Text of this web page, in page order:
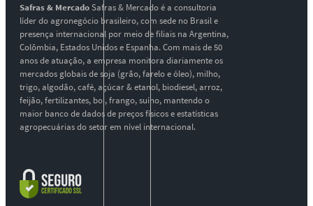
Safras & MercadoSafras & Mercado é a consultoria
líder do agronegócio brasileiro, com sede no Brasil e
presença internacional por meio de filiais na Argentina,
Colômbia, Estados Unidos e Espanha. Com mais de 50
anos de atuação, a empresa monitora diariamente os
mercados globais de soja (grão, farelo e óleo), milho,
trigo, algodão, café, açúcar & etanol, biodiesel, arroz,
feijão, fertilizantes, boi, frango, suíno, mantendo o
maior banco de dados de preços físicos e estatísticas
agropecuárias do setor em nível internacional.